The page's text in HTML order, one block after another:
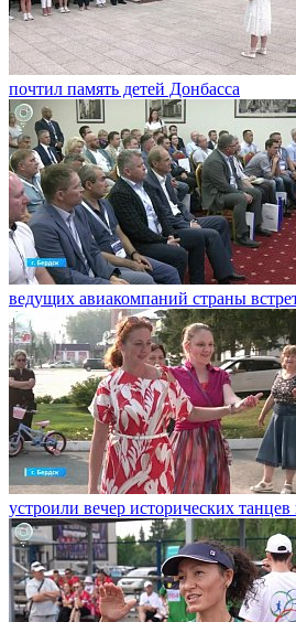
почтил память детей Донбасса
ведущих авиакомпаний страны
устроили вечер исторических